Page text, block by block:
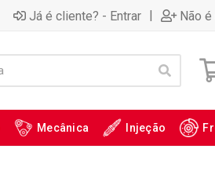
Já é cliente? - Entrar | Não
Mecânica Injeção